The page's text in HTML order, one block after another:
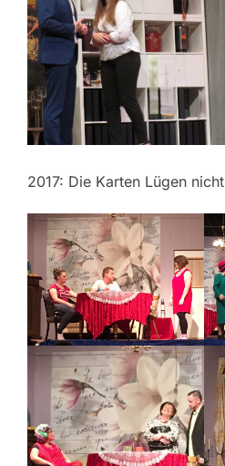
2017: Die Karten Lügen nicht